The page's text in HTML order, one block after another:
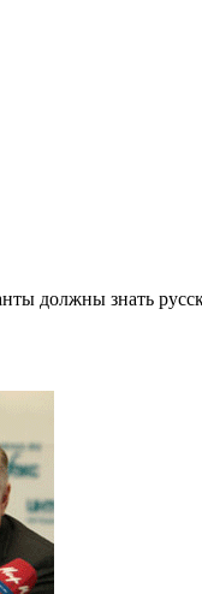
должны знать